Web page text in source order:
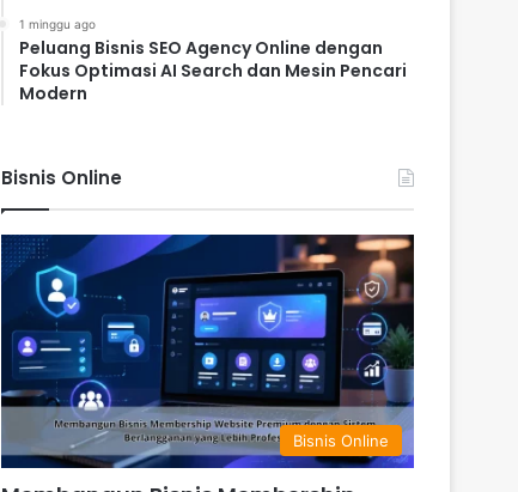
1 minggu ago
Peluang Bisnis SEO Agency Online dengan
Fokus Optimasi AI Search dan Mesin Pencari
Modern
Bisnis Online
Bisnis Online